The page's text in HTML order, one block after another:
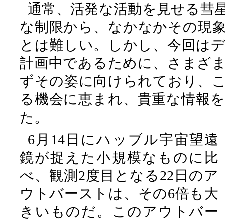
通常、活発な活動を見せる彗
な制限から、なかなかその現
とは難しい。しかし、今回は
計画中であるために、さまざ
ずその姿に向けられており、
る機会に恵まれ、貴重な情報
た。
6月14日にハッブル宇宙望遠
鏡が捉えた小規模なものに比
べ、観測2度目となる22日のア
ウトバーストは、その6倍も大
きいものだ。このアウトバー